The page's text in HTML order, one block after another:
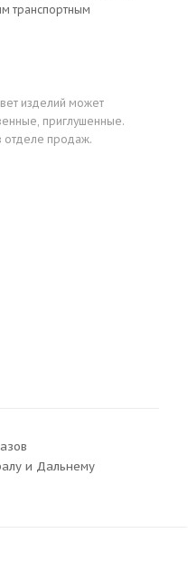
транспортным
изделий может
приглушенные.
отделе продаж.
и Дальнему